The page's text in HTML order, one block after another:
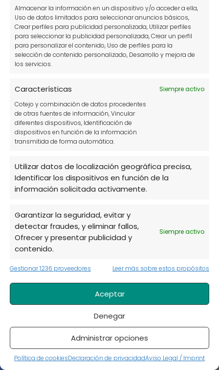
Almacenar la información en un dispositivo y/o acceder a ella,
Uso de datos limitados para seleccionar anuncios básicos,
Crear perfiles para publicidad personalizada, Utilizar perfiles
para seleccionar la publicidad personalizada, Crear un perfil
para personalizar el contenido, Uso de perfiles para la
selección de contenido personalizado, Desarrollo y mejora de
los servicios.
Características
Siempre activo
Cotejo y combinación de datos procedentes
de otras fuentes de información, Vincular
diferentes dispositivos, Identificación de
dispositivos en función de la información
transmitida de forma automática.
Utilizar datos de localización geográfica precisa,
Identificar los dispositivos en función de la
información solicitada activamente.
Garantizar la seguridad, evitar y
detectar fraudes, y eliminar fallos,
Ofrecer y presentar publicidad y
contenido.
Siempre activo
Gestionar 1236 proveedores Leer más sobre estos propósitos
Aceptar
Denegar
Administrar opciones
Política de cookiesDeclaración de privacidadAviso Legal / Imprint
Poda del Limonero: Cuándo y Cómo
Cómo hacer un Mini Huerto en casa:
Guía paso a paso para principiantes
11 beneficios de tener un huerto y